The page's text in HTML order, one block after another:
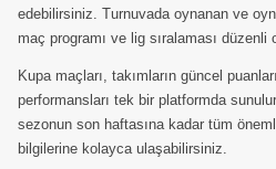
edebilirsiniz. Turnuvada oynanan ve
maç programı ve lig sıralaması
Kupa maçları, takımların güncel
performansları tek bir platformda
sezonun son haftasına kadar tüm
bilgilerine kolayca ulaşabilirsiniz.